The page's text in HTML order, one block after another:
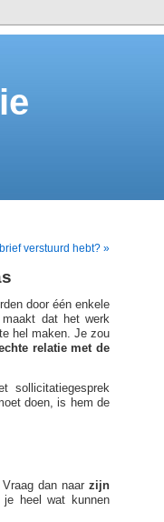
verstuurd hebt? »
door één enkele
dat het werk
hel maken. Je zou
relatie met de
sollicitatiegesprek
doen, is hem de
dan naar zijn
heel wat kunnen